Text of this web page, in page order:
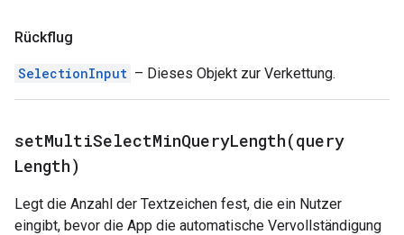
Rückflug
SelectionInput – Dieses Objekt zur Verkettung.
setMultiSelectMinQueryLength(query
Length)
Legt die Anzahl der Textzeichen fest, die ein Nutzer
eingibt, bevor die App die automatische Vervollständigung